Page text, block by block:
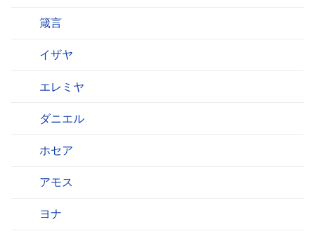
箴言
イザヤ
エレミヤ
ダニエル
ホセア
アモス
ヨナ